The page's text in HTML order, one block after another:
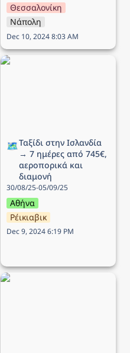
Θεσσαλονίκη
Νάπολη
Dec 10, 2024 8:03 AM
Ταξίδι στην Ισλανδία → 7
🗺️Ταξίδι στην Ισλανδία
→ 7 ημέρες από 745€,
αεροπορικά και
διαμονή
30/08/25-05/09/25
Αθήνα
Ρέικιαβικ
Dec 9, 2024 6:19 PM
Ταξίδι στο Παρίσι → 5